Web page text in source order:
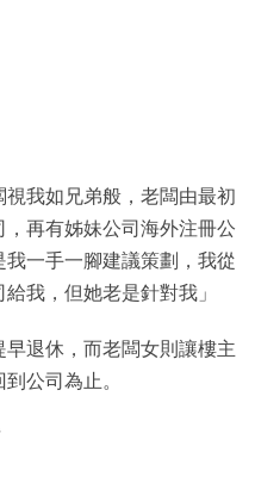
我如兄弟般，老闆由最初
再有姊妹公司海外注冊公
一手一腳建議策劃，我從
我，但她老是針對我」
退休，而老闆女則讓樓主
公司為止。